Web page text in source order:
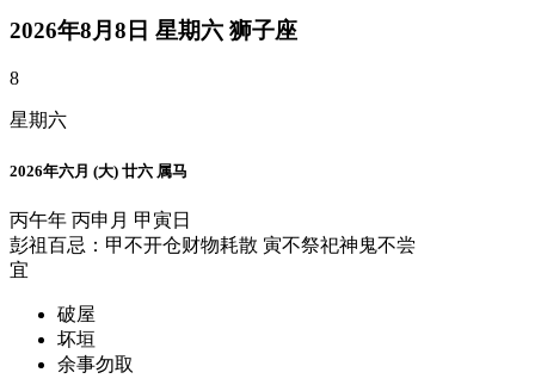
2026年8月8日 星期六 狮子座
8
星期六
2026年六月 (大) 廿六 属马
丙午年 丙申月 甲寅日
彭祖百忌：甲不开仓财物耗散 寅不祭祀神鬼不尝
宜
破屋
坏垣
余事勿取